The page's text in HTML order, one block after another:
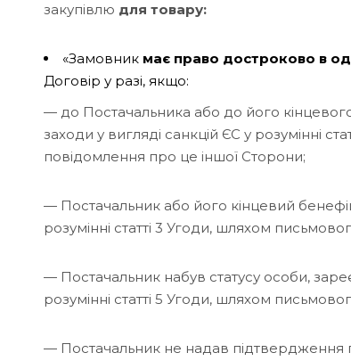
закупівлю для товару:
«Замовник має право достроково в
Договір у разі, якщо:
— до Постачальника або до його
заходи у вигляді санкцій ЄС у розумінні
повідомлення про це іншої Сторони;
— Постачальник або його кінцевий
розумінні статті 3 Угоди, шляхом
— Постачальник набув статусу особи,
розумінні статті 5 Угоди, шляхом
— Постачальник не надав підтвердження